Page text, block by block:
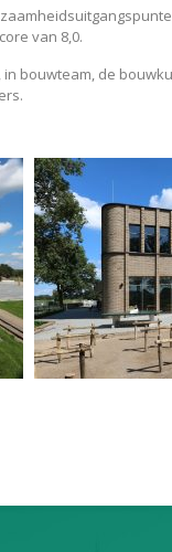
van 8,0.
bouwteam, de